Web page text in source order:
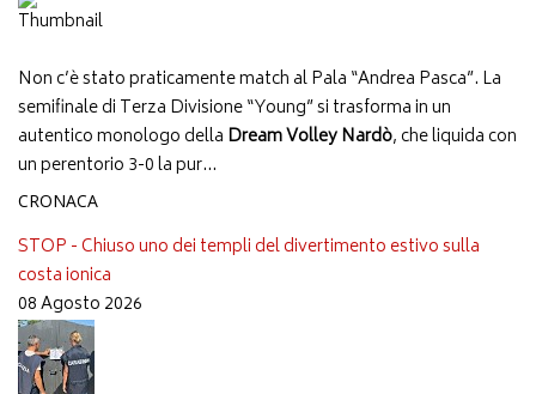
Non c’è stato praticamente match al Pala “Andrea Pasca”. La
semifinale di Terza Divisione “Young” si trasforma in un
autentico monologo della Dream Volley Nardò, che liquida con
un perentorio 3-0 la pur...
CRONACA
STOP - Chiuso uno dei templi del divertimento estivo sulla
costa ionica
08 Agosto 2026